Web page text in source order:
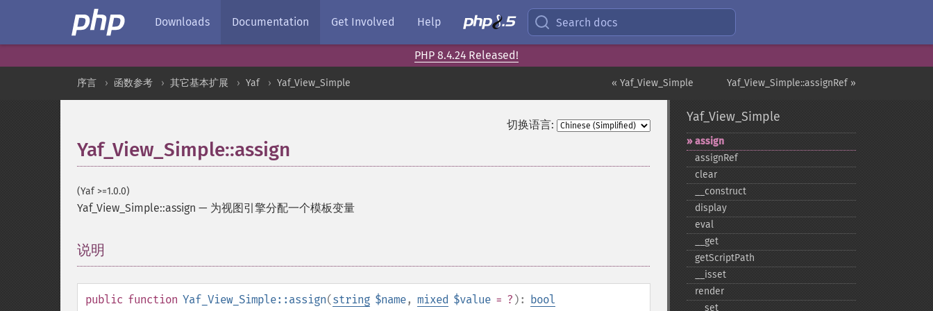
Downloads Documentation Get Involved Help Search docs
PHP 8.4.24 Released!
Yaf_View_Simple::assignRef »
« Yaf_View_Simple
序言 函数参考 其它基本扩展 Yaf Yaf_View_Simple
切换语言:
Yaf_View_Simple::assign
(Yaf >=1.0.0)
Yaf_View_Simple::assign — 为视图引擎分配一个模板变量
说明
public function Yaf_View_Simple::assign(string $name, mixed $value = ? ): bool
Yaf_View_Simple
assign
assignRef
clear
_​_​construct
display
eval
_​_​get
getScriptPath
_​_​isset
render
_​_​set